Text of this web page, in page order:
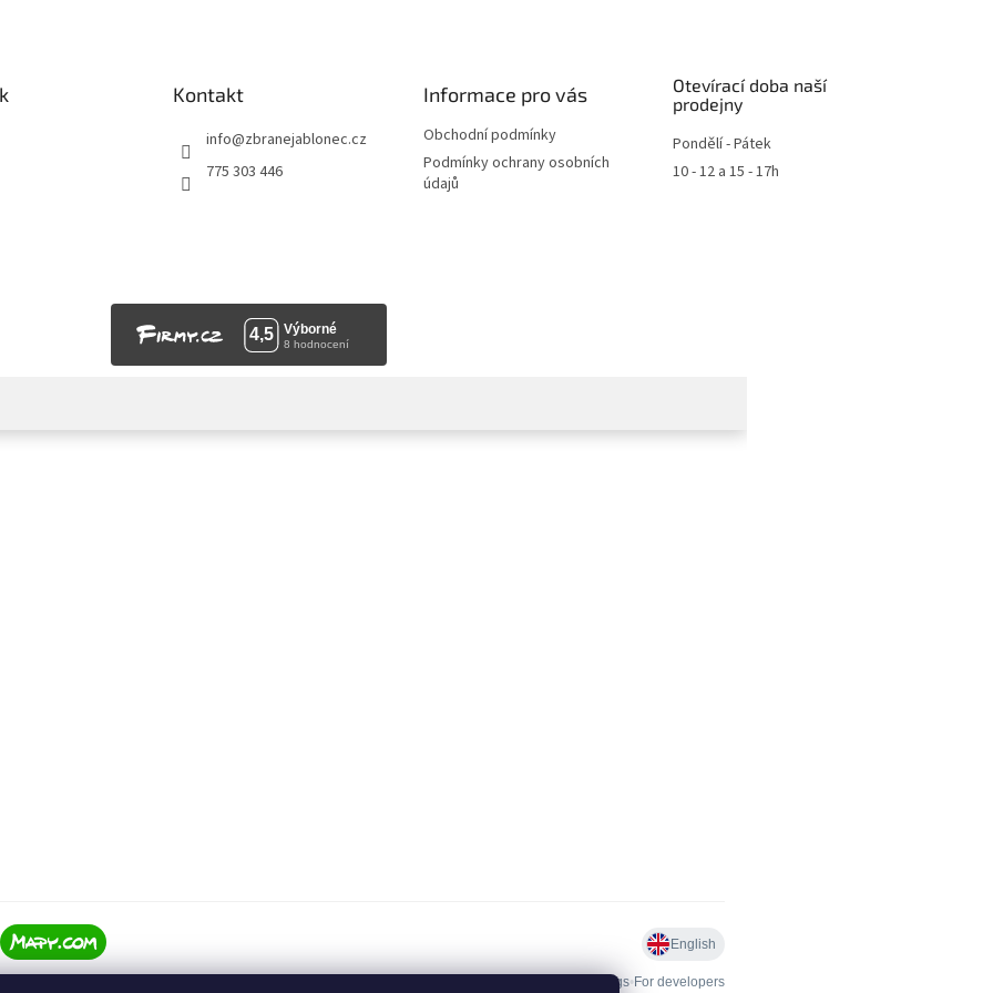
Kontakt
info@zbranejablonec.cz
775 303 446
Informace pro vás
Obchodní podmínky
Podmínky ochrany osobních
údajů
Otevírací doba naší
prodejny
Pondělí - Pátek
10 - 12 a 15 - 17h